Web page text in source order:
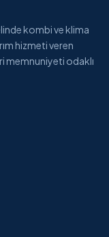
kombi ve klima
hizmeti veren
memnuniyeti odaklı